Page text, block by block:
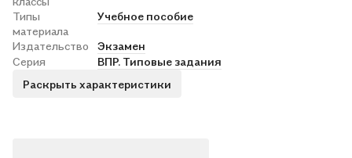
Типы
материала
Учебное пособие
Издательство
Экзамен
Серия
ВПР. Типовые задания
Раскрыть характеристики